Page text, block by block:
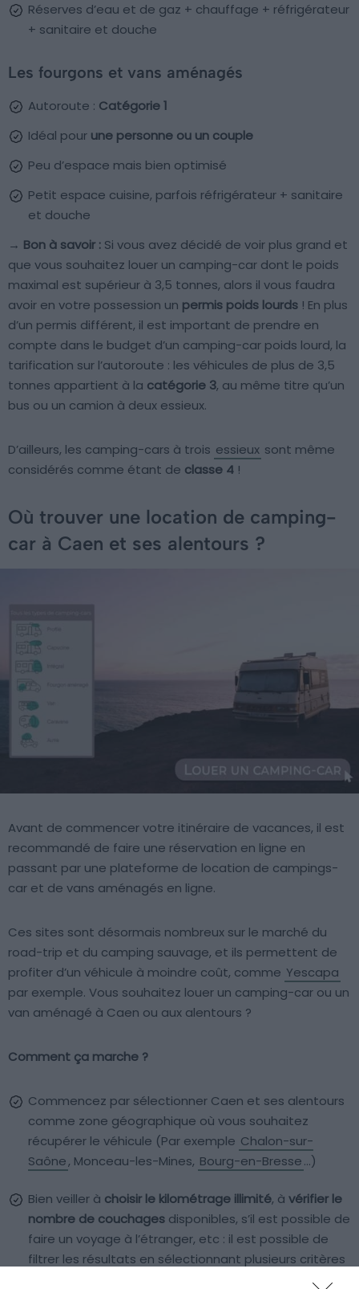
Réserves d’eau et de gaz + chauffage + réfrigérateur
+ sanitaire et douche
Les fourgons et vans aménagés
Autoroute : Catégorie 1
Idéal pour une personne ou un couple
Peu d’espace mais bien optimisé
Petit espace cuisine, parfois réfrigérateur + sanitaire
et douche
→ Bon à savoir : Si vous avez décidé de voir plus grand et
que vous souhaitez louer un camping-car dont le poids
maximal est supérieur à 3,5 tonnes, alors il vous faudra
avoir en votre possession un permis poids lourds ! En plus
d’un permis différent, il est important de prendre en
compte dans le budget d’un camping-car poids lourd, la
tarification sur l’autoroute : les véhicules de plus de 3,5
tonnes appartient à la catégorie 3, au même titre qu’un
bus ou un camion à deux essieux.
D’ailleurs, les camping-cars à trois essieux sont même
considérés comme étant de classe 4 !
Où trouver une location de camping-
car à Caen et ses alentours ?
Avant de commencer votre itinéraire de vacances, il est
recommandé de faire une réservation en ligne en
passant par une plateforme de location de campings-
car et de vans aménagés en ligne.
Ces sites sont désormais nombreux sur le marché du
road-trip et du camping sauvage, et ils permettent de
profiter d’un véhicule à moindre coût, comme Yescapa
par exemple. Vous souhaitez louer un camping-car ou un
van aménagé à Caen ou aux alentours ?
Comment ça marche ?
Commencez par sélectionner Caen et ses alentours
comme zone géographique où vous souhaitez
récupérer le véhicule (Par exemple Chalon-sur-
Saône, Monceau-les-Mines, Bourg-en-Bresse…)
Bien veiller à choisir le kilométrage illimité, à vérifier le
nombre de couchages disponibles, s’il est possible de
faire un voyage à l’étranger, etc : il est possible de
filtrer les résultats en sélectionnant plusieurs critères